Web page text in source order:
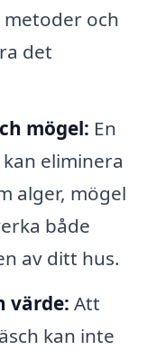
och
det
mögel: En
eliminera
alger, mögel
både
av ditt hus.
värde: Att
kan inte